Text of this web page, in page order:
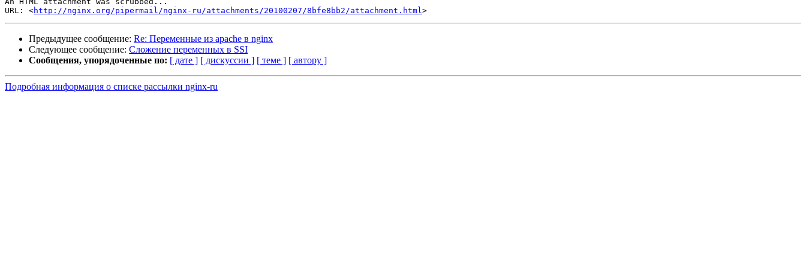
URL: <http://nginx.org/pipermail/nginx-ru/attachments/20100207/8bfe8bb2/attachment.html
Предыдущее сообщение: Re: Переменные из apache в nginx
Следующее сообщение: Сложение переменных в SSI
Сообщения, упорядоченные по: [ дате ] [ дискуссии ] [ теме ] [ автору ]
Подробная информация о списке рассылки nginx-ru